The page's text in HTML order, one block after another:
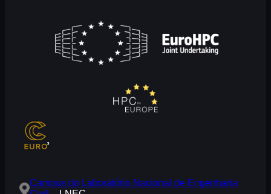
Campus do Laboratório Nacional de Engenharia